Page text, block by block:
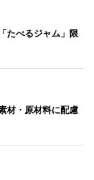
たべるジャム」限
材・原材料に配慮